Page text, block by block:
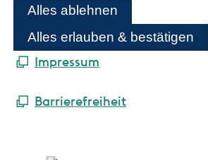
Alles ablehnen
Alles erlauben & bestätigen
Impressum
Barrierefreiheit